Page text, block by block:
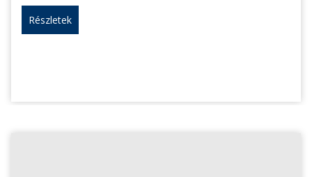
Részletek